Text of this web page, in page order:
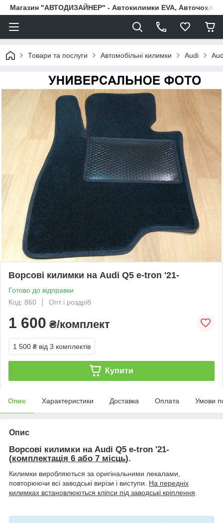
Магазин "АВТОДИЗАЙНЕР" - Автокилимки EVA, Авточохли,
Товари та послуги Автомобільні килимки Audi
Ворсові килимки на Audi Q5 e-tron '21-
Готово до відправки
Код: 860
Опт і роздріб
1 600 ₴/комплект
1 500 ₴ від 3 комплектів
Купити
Опис Характеристики Доставка Оплата Умови
Опис
Ворсові килимки на Audi Q5 e-tron '21-
(комплектація 6 або 7 місць).
Килимки виробляються за оригінальними лекалами,
повторюючи всі заводські вирізи і виступи. На передніх
килимках встановлюються кліпси під заводські кріплення